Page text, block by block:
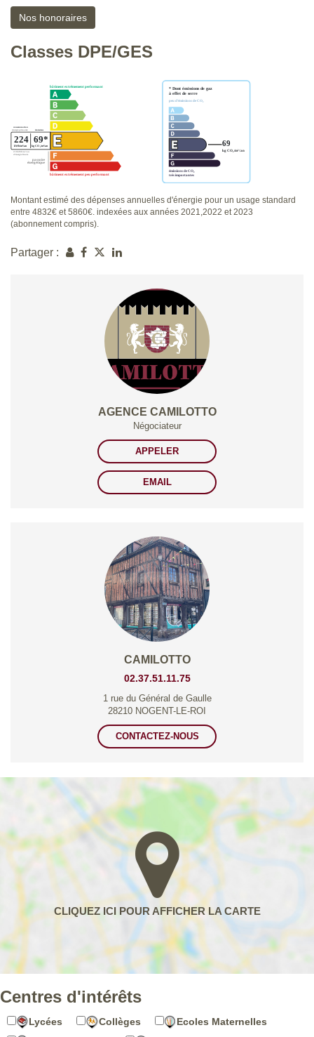
Nos honoraires
Classes DPE/GES
Montant estimé des dépenses annuelles d'énergie pour un usage standard
entre 4832€ et 5860€. indexées aux années 2021,2022 et 2023
(abonnement compris).
Partager :
AGENCE CAMILOTTO
Négociateur
APPELER
EMAIL
CAMILOTTO
02.37.51.11.75
1 rue du Général de Gaulle
28210 NOGENT-LE-ROI
CONTACTEZ-NOUS
Centres d'intérêts
Lycées Collèges
Ecoles Maternelles